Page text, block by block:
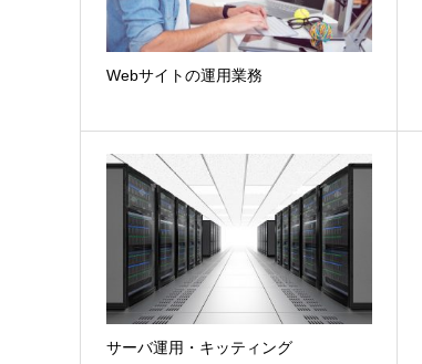
Webサイトの運用業務
サーバ運用・キッティング